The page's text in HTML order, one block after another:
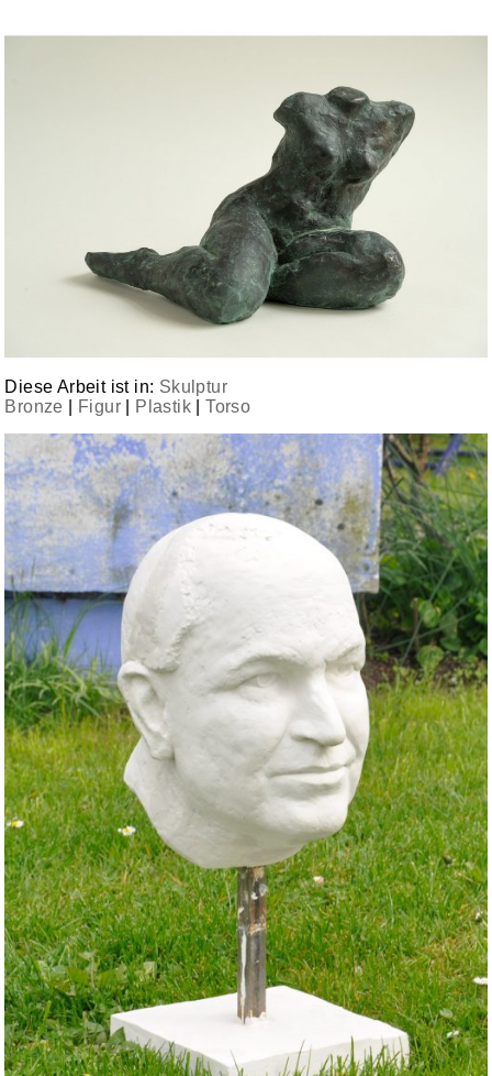
Diese Arbeit ist in: Skulptur
Bronze
Figur Plastik |Torso